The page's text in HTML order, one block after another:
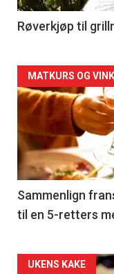
4
Røverkjøp til
Forsiden
akkurat
nå
-
5
MATKURS OG
Sammenlign
til en 5-retters
Forsiden
UKENS KAKE